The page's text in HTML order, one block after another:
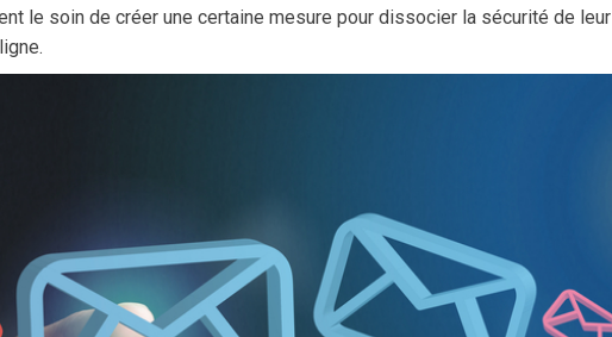
le soin de créer une certaine mesure pour dissocier la sécurité de leur